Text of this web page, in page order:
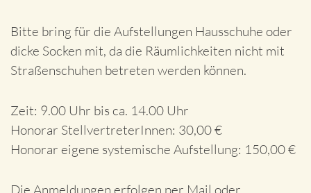
Bitte bring für die Aufstellungen Hausschuhe oder
dicke Socken mit, da die Räumlichkeiten nicht mit
Straßenschuhen betreten werden können.
Zeit: 9.00 Uhr bis ca. 14.00 Uhr
Honorar StellvertreterInnen: 30,00 €
Honorar eigene systemische Aufstellung: 150,00 €
Die Anmeldungen erfolgen per Mail oder